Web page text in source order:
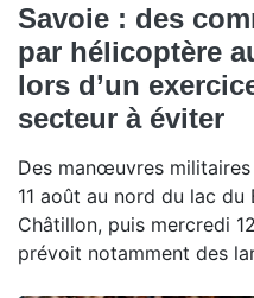
Savoie : des
par hélicoptère
lors d’un
secteur à éviter
Des manœuvres
11 août au nord du lac
Châtillon, puis mercredi
prévoit notamment des